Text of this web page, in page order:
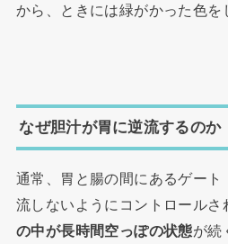
から、ときには緑がかった色を
なぜ胆汁が胃に逆流するのか
通常、胃と腸の間にあるゲー
流しないようにコントロールさ
の中が長時間空っぽの状態が続